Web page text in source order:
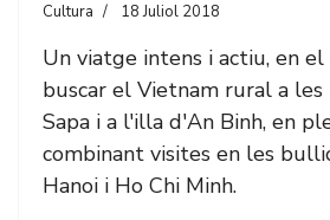
Cultura 18 Juliol 2018
Un viatge intens i actiu, en
buscar el Vietnam rural a
Sapa i a l'illa d'An Binh, en
combinant visites en les
Hanoi i Ho Chi Minh.